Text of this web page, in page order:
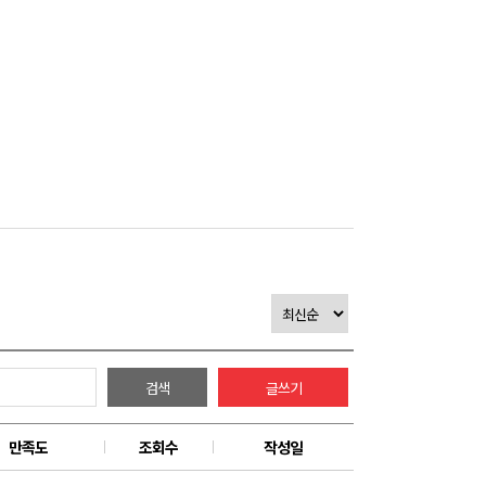
검색 글쓰기
만족도 조회수 작성일